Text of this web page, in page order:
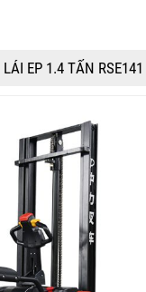
EP 1.4 TẤN RSE141